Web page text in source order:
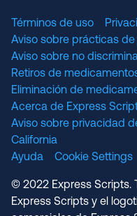
Términos de uso
Aviso sobre prácticas
Aviso sobre no
Retiros de
Eliminación de
Acerca de Express
Aviso sobre privacidad
California
Ayuda
Cookie Settings
© 2022 Express Scripts.
Express Scripts y el